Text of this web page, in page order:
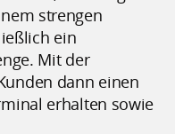
strengen
ein
Mit der
dann einen
erhalten sowie